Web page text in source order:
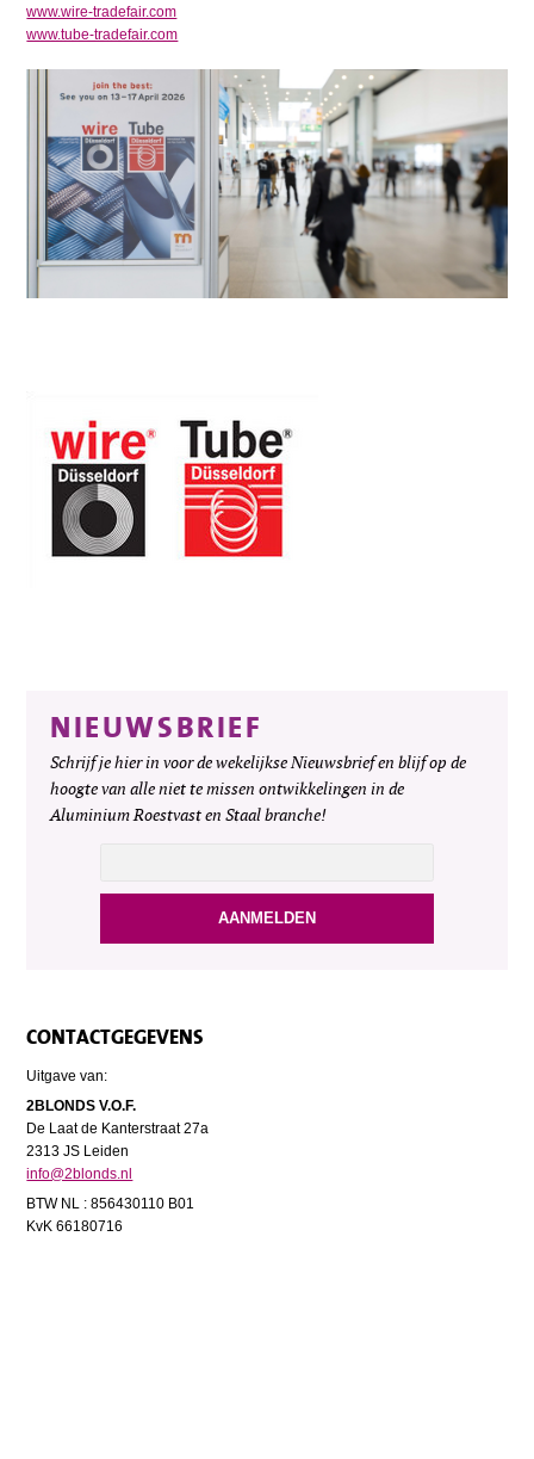
www.wire-tradefair.com
www.tube-tradefair.com
NIEUWSBRIEF
Schrijf je hier in voor de wekelijkse Nieuwsbrief en blijf op de
hoogte van alle niet te missen ontwikkelingen in de
Aluminium Roestvast en Staal branche!
CONTACTGEGEVENS
Uitgave van:
2BLONDS V.O.F.
De Laat de Kanterstraat 27a
2313 JS Leiden
info@2blonds.nl
BTW NL : 856430110 B01
KvK 66180716